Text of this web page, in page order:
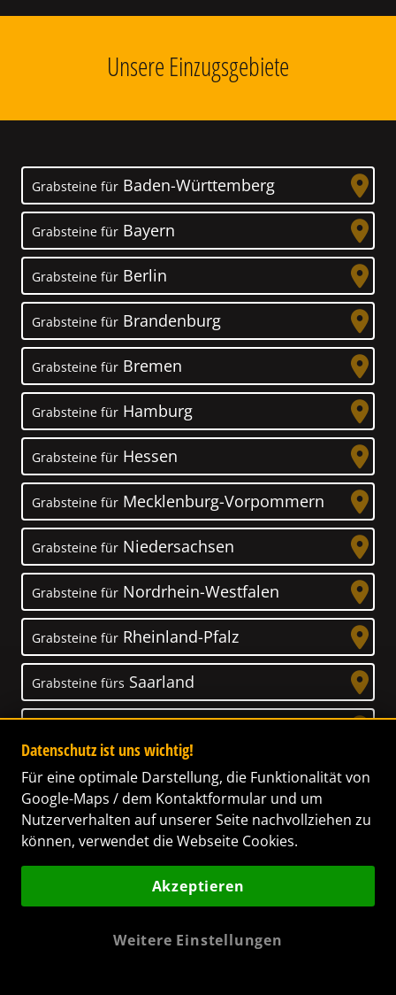
Unsere Einzugsgebiete
Grabsteine für Baden-Württemberg
Grabsteine für Bayern
Grabsteine für Berlin
Grabsteine für Brandenburg
Grabsteine für Bremen
Grabsteine für Hamburg
Grabsteine für Hessen
Grabsteine für Mecklenburg-Vorpommern
Grabsteine für Niedersachsen
Grabsteine für Nordrhein-Westfalen
Grabsteine für Rheinland-Pfalz
Grabsteine fürs Saarland
Grabsteine fürSachsen-Anhalt
Grabsteine fürSchleswig-Holstein
Grabsteine fürThüringen
Datenschutz ist uns wichtig!
Für eine optimale Darstellung, die Funktionalität von
Google-Maps / dem Kontaktformular und um
Nutzerverhalten auf unserer Seite nachvollziehen zu
können, verwendet die Webseite Cookies.
Akzeptieren
Weitere Einstellungen